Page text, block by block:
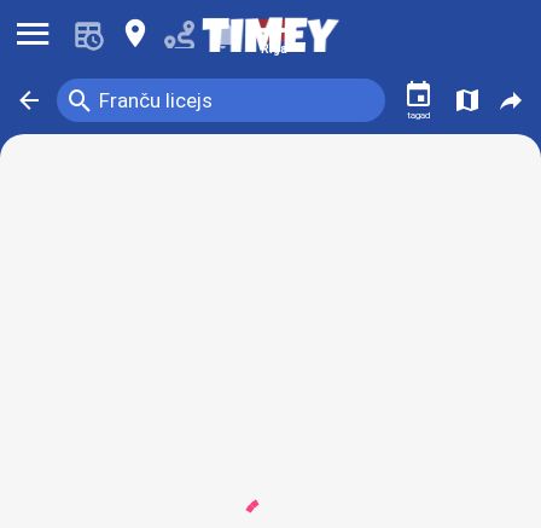
󰍜 󰍎 󰂚 Rīga
󰁍 Franču licejs
󰍉 󰃭
tagad
󰍍 󰒖